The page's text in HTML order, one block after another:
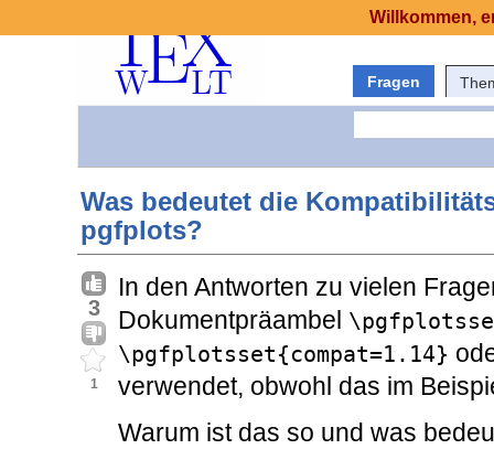
Fragen
Was bedeutet die
pgfplots?
3
1
In den Antworten zu vielen
Dokumentpräambel
\pgfplotsset{compat=1.14}
verwendet, obwohl das im
Warum ist das so und was
Willkommen,